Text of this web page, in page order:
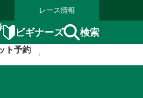
レース情報
ビギナーズ 検索
ト予約